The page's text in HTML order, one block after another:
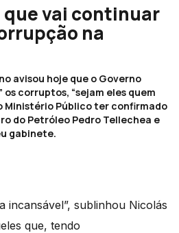
que vai continuar
na
avisou hoje que o Governo
corruptos, “sejam eles quem
Ministério Público ter confirmado
do Petróleo Pedro Tellechea e
gabinete.
incansável”, sublinhou Nicolás
que, tendo